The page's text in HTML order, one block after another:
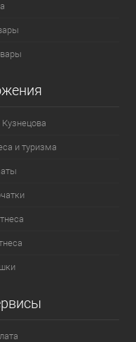
и туризма